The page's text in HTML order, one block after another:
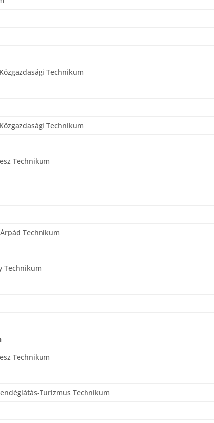
Technikum
Technikum
Technikum
Technikum
Technikum
Technikum
Turizmus Technikum